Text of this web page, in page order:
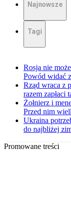
Najnowsze
Tagi
Rosja nie
Powód widać
Rząd wraca z
razem zapłaci
Żołnierz i
Przed nim
Ukraina
do najbliżej
Promowane treści